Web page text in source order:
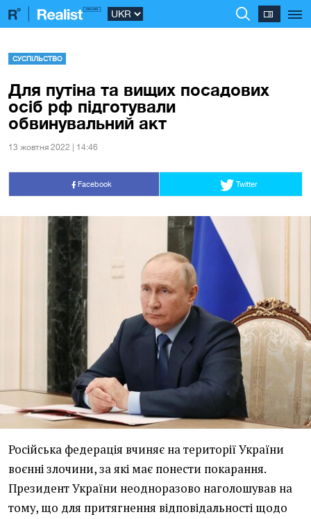
СУСПІЛЬСТВО
Для путіна та вищих посадових
осіб рф підготували
обвинувальний акт
13 жовтня 2022 | 14:46
Facebook Twitter
Російська федерація вчиняє на території України
воєнні злочини, за які має понести покарання.
Президент України неодноразово наголошував на
тому, що для притягнення відповідальності щодо